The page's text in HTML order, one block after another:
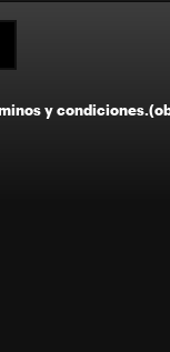
y condiciones.